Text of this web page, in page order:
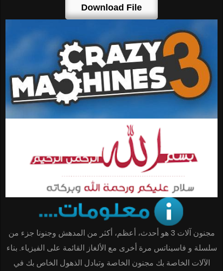
Download File
مجنون آلات 3 هو أحدث، أعظم، أكثر من المدهش وجنونا جزء من
سلسلة و فاسيناتس مرة أخرى مع الألغاز القائمة على الفيزياء. بناء
الآلات الخاصة بك مجنون الخاصة وتبادل الذهول الخاص بك في